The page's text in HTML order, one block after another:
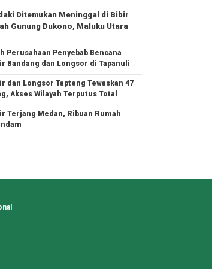
Ditemukan Meninggal di Bibir
Gunung Dukono, Maluku Utara
Perusahaan Penyebab Bencana
Bandang dan Longsor di Tapanuli
dan Longsor Tapteng Tewaskan 47
Akses Wilayah Terputus Total
Terjang Medan, Ribuan Rumah